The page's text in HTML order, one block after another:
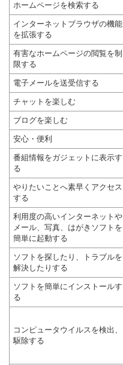
ホームページを検索する
インターネットブラウザの機能
を拡張する
有害なホームページの閲覧を制
限する
電子メールを送受信する
チャットを楽しむ
ブログを楽しむ
安心・便利
番組情報をガジェットに表示す
る
やりたいことへ素早くアクセス
する
利用度の高いインターネットや
メール、写真、はがきソフトを
簡単に起動する
ソフトを探したり、トラブルを
解決したりする
ソフトを簡単にインストールす
る
コンピュータウイルスを検出、
駆除する